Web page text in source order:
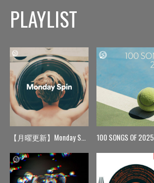
PLAYLIST
【月曜更新】Monday Spin 100 SONGS OF 2025